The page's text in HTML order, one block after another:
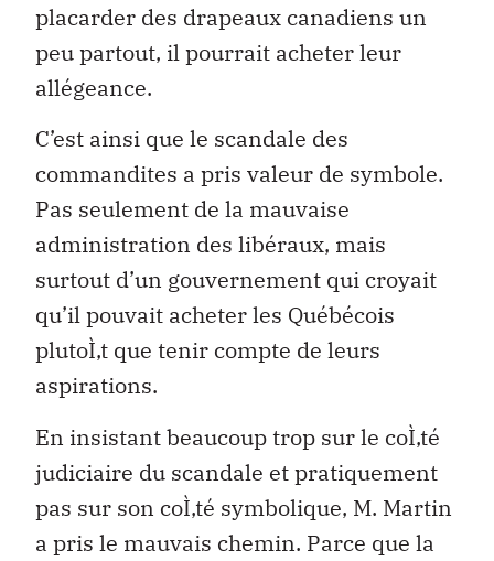
placarder des drapeaux canadiens un
peu partout, il pourrait acheter leur
allégeance.
C’est ainsi que le scandale des
commandites a pris valeur de symbole.
Pas seulement de la mauvaise
administration des libéraux, mais
surtout d’un gouvernement qui croyait
qu’il pouvait acheter les Québécois
plutoÌ‚t que tenir compte de leurs
aspirations.
En insistant beaucoup trop sur le coÌ‚té
judiciaire du scandale et pratiquement
pas sur son coÌ‚té symbolique, M. Martin
a pris le mauvais chemin. Parce que la